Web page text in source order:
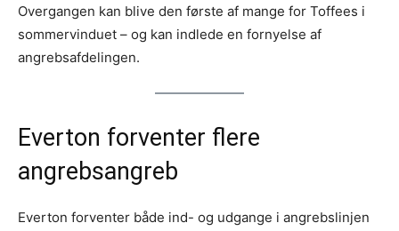
Overgangen kan blive den første af mange for Toffees i
sommervinduet – og kan indlede en fornyelse af
angrebsafdelingen.
Everton forventer flere
angrebsangreb
Everton forventer både ind- og udgange i angrebslinjen